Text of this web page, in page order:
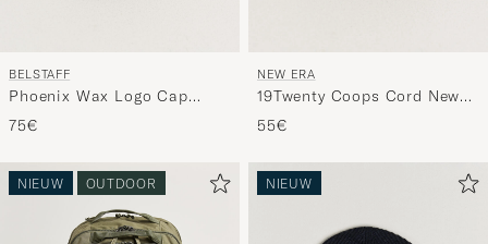
BELSTAFF
Phoenix Wax Logo Cap
Faded Olive
75€
NEW ERA
19Twenty Coops Cord New
York Yankees Cap Navy
55€
NIEUW OUTDOOR NIEUW